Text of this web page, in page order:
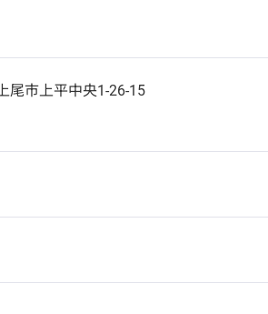
尾市上平中央1-26-15